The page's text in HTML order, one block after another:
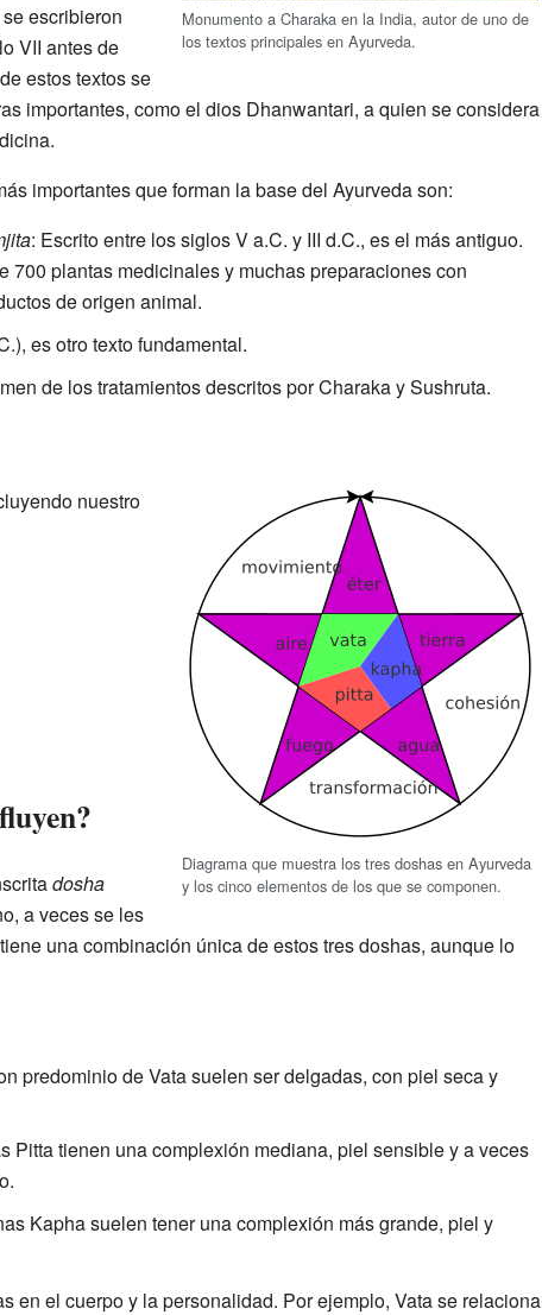
Monumento a Charaka en la India, autor de uno de
los textos principales en Ayurveda.
escribieron
VII antes de
estos textos se
importantes, como el dios Dhanwantari, a quien se considera
importantes que forman la base del Ayurveda son:
: Escrito entre los siglos V a.C. y III d.C., es el más antiguo.
700 plantas medicinales y muchas preparaciones con
de origen animal.
es otro texto fundamental.
de los tratamientos descritos por Charaka y Sushruta.
Diagrama que muestra los tres doshas en Ayurveda
y los cinco elementos de los que se componen.
nuestro
dosha
a veces se les
una combinación única de estos tres doshas, aunque lo
predominio de Vata suelen ser delgadas, con piel seca y
Pitta tienen una complexión mediana, piel sensible y a veces
Kapha suelen tener una complexión más grande, piel y
en el cuerpo y la personalidad. Por ejemplo, Vata se relaciona